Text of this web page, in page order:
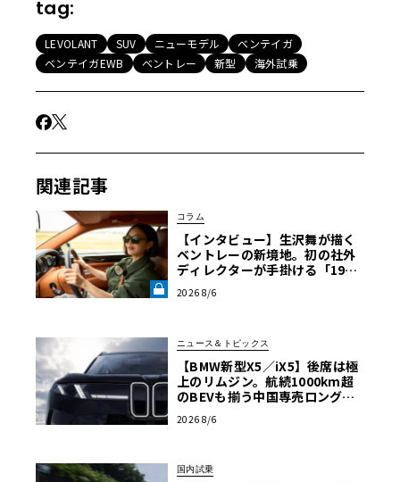
tag:
LEVOLANT SUV ニューモデル
ベンテイガ
ベンテイガEWB
ベントレー 新型 海外試乗
関連記事
コラム
【インタビュー】生沢舞が描く
ベントレーの新境地。初の社外
ディレクターが手掛ける「1919
ドウッドFoS 2026】《LE VOLA
2026 8/6
ニュース＆トピックス
【BMW新型X5／iX5】後席は極
上のリムジン。航続1000km超
のBEVも揃う中国専売ロング仕
2026 8/6
国内試乗